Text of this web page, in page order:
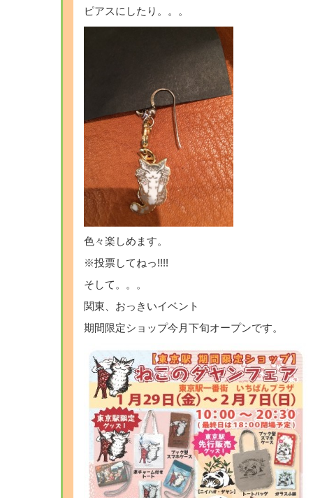
ピアスにしたり。。。
色々楽しめます。
※投票してねっ!!!!
そして。。。
関東、おっきいイベント
期間限定ショップ今月下旬オープンです。